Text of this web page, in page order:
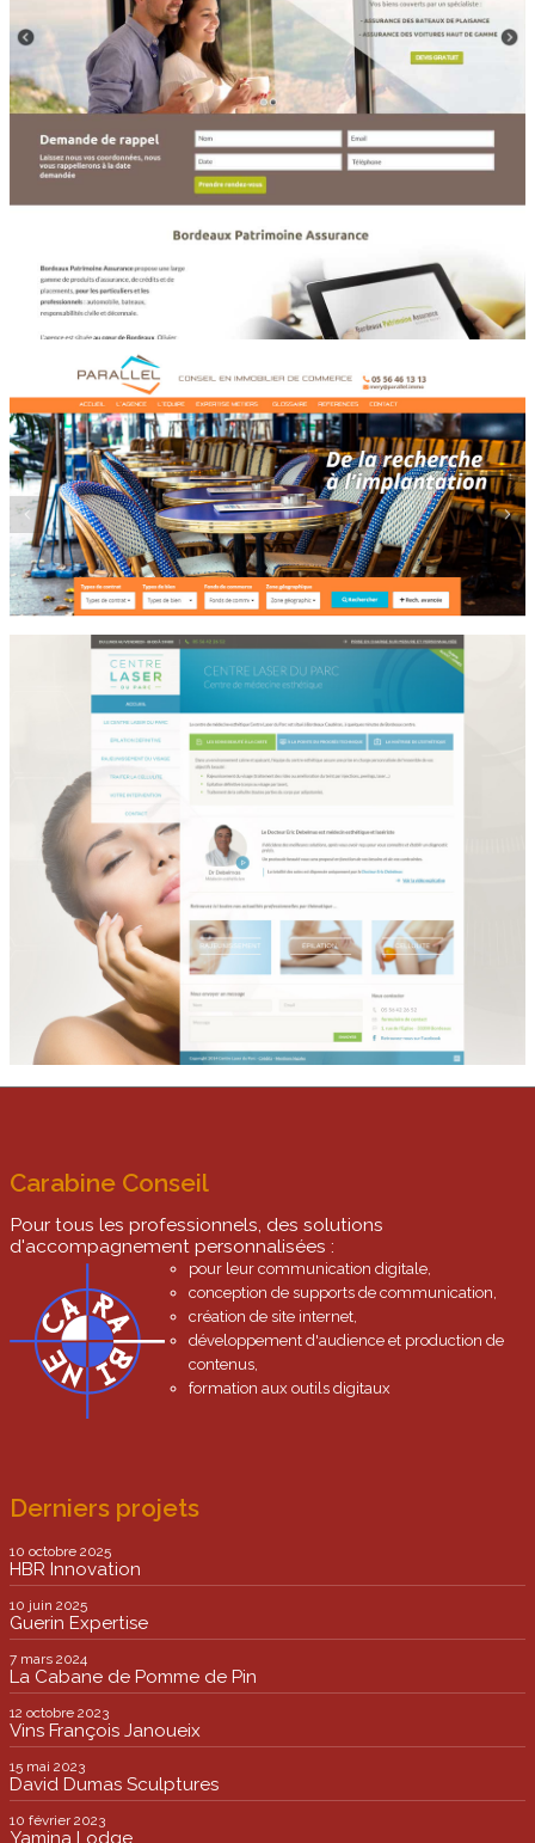
Carabine Conseil
Pour tous les professionnels, des solutions
d'accompagnement personnalisées :
pour leur communication digitale,
conception de supports de communication,
création de site internet,
développement d'audience et production de
contenus,
formation aux outils digitaux
Derniers projets
10 octobre 2025
HBR Innovation
10 juin 2025
Guerin Expertise
7 mars 2024
La Cabane de Pomme de Pin
12 octobre 2023
Vins François Janoueix
15 mai 2023
David Dumas Sculptures
10 février 2023
Yamina Lodge